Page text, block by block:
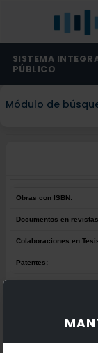
SISTEMA
PÚBLICO
Módulo de
Obras con ISBN:
Documentos en
Colaboraciones en
Patentes:
Documentos en revistas: